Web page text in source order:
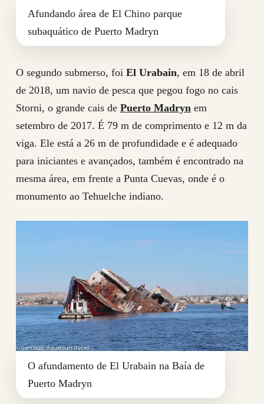
Afundando área de El Chino parque
subaquático de Puerto Madryn
O segundo submerso, foi El Urabain, em 18 de abril
de 2018, um navio de pesca que pegou fogo no cais
Storni, o grande cais de Puerto Madryn em
setembro de 2017. É 79 m de comprimento e 12 m da
viga. Ele está a 26 m de profundidade e é adequado
para iniciantes e avançados, também é encontrado na
mesma área, em frente a Punta Cuevas, onde é o
monumento ao Tehuelche indiano.
O afundamento de El Urabain na Baía de
Puerto Madryn